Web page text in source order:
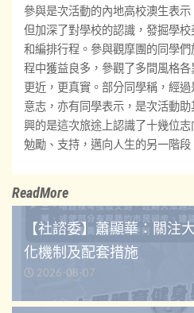
參與是次活動的內地高校澳生表
但加深了對學校的認識，發掘學
和編排行程。參與觀摩團的同學
程中獲益良多，參觀了多間風格
更近，更真實。部分同學稱，經
意志，亦有同學表示，是次活動
興的是這次旅途上認識了十幾位
勉勵、支持，邁向人生的另一階段
ReadMore
【社諮委】蕭顯華：關注
化機制及配套措施
2026-08-07